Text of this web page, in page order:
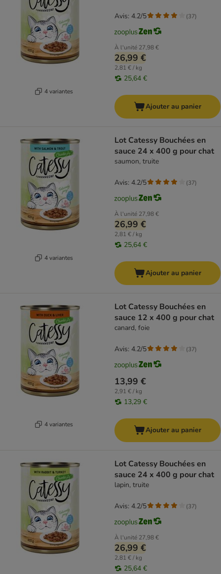
4 variantes
À l'unité 27,98 €
26,99 €
2,81 € / kg
25,64 €
Avis: 4.2/5 (37)
Ajouter au panier
4 variantes
Lot Catessy Bouchées en
sauce 24 x 400 g pour chat
saumon, truite
À l'unité 27,98 €
26,99 €
2,81 € / kg
25,64 €
Avis: 4.2/5 (37)
Ajouter au panier
4 variantes
Lot Catessy Bouchées en
sauce 12 x 400 g pour chat
canard, foie
13,99 €
2,91 € / kg
13,29 €
Avis: 4.2/5 (37)
Ajouter au panier
Lot Catessy Bouchées en
sauce 24 x 400 g pour chat
lapin, truite
À l'unité 27,98 €
26,99 €
2,81 € / kg
25,64 €
Avis: 4.2/5 (37)